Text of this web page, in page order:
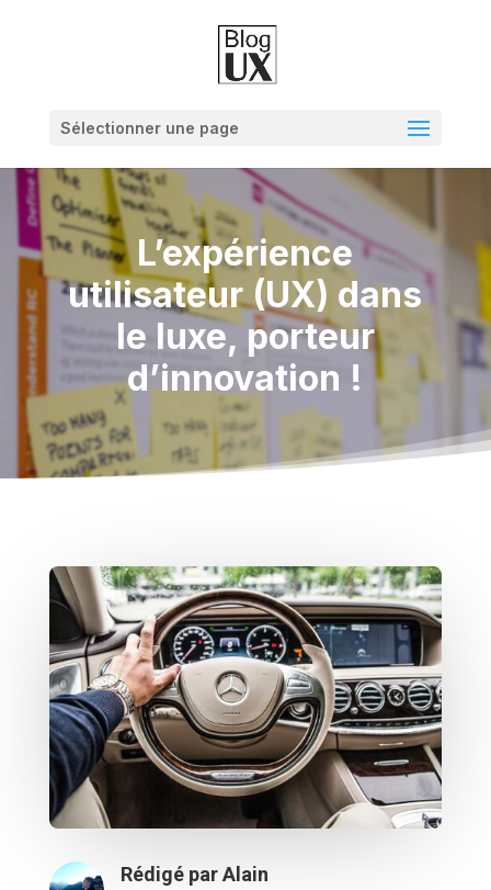
Sélectionner une page
L’expérience
utilisateur (UX) dans
le luxe, porteur
d’innovation !
Rédigé parAlain